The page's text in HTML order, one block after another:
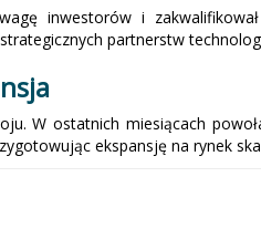
inwestorów i
partnerstw
W ostatnich miesiącach
ekspansję na rynek